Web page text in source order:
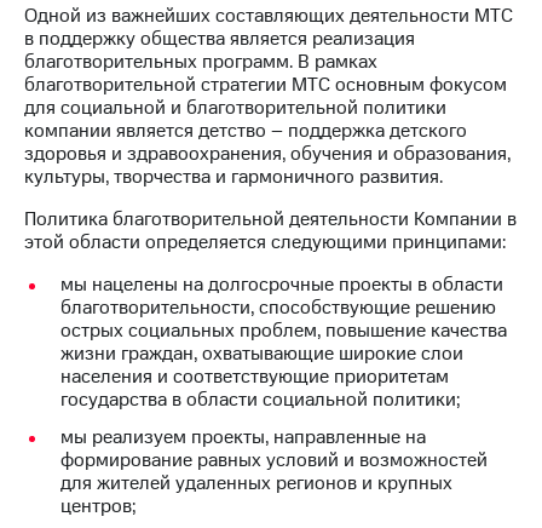
Медиа-центр
Пресс-
релизы
МТС
о технологиях
Достижения
Интервью
Финансовая
отчетность
Контакты
Новости
в
регионе
и акционерам
Одной из важнейших составляющих деятельности МТС
в поддержку общества является реализация
благотворительных программ. В рамках
благотворительной стратегии МТС основным фокусом
для социальной и благотворительной политики
компании является детство – поддержка детского
здоровья и здравоохранения, обучения и образования,
культуры, творчества и гармоничного развития.
Политика благотворительной деятельности Компании в
этой области определяется следующими принципами:
мы нацелены на долгосрочные проекты в области
благотворительности, способствующие решению
острых социальных проблем, повышение качества
жизни граждан, охватывающие широкие слои
населения и соответствующие приоритетам
государства в области социальной политики;
мы реализуем проекты, направленные на
формирование равных условий и возможностей
для жителей удаленных регионов и крупных
центров;